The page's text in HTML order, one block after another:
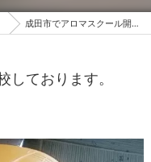
成田市でアロマスクール開校しております。
ております。